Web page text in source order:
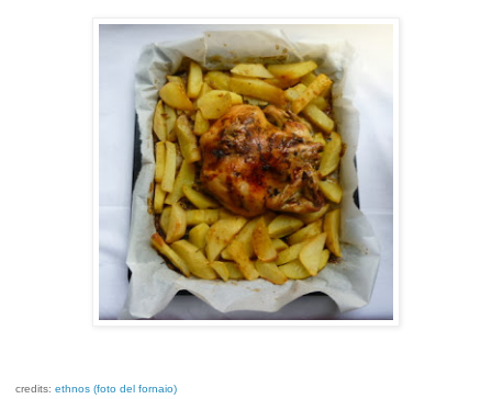
credits: ethnos (foto del fornaio)